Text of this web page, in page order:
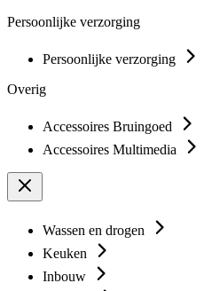
Persoonlijke verzorging
Persoonlijke verzorging
Overig
Accessoires Bruingoed
Accessoires Multimedia
Wassen en drogen
Keuken
Inbouw